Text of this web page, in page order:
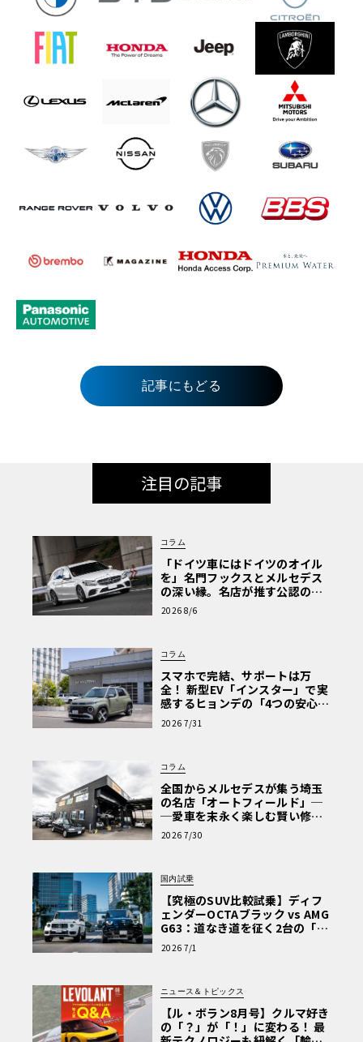
記事にもどる
注目の記事
コラム
「ドイツ車にはドイツのオイル
を」名門フックスとメルセデス
の深い縁。名店が推す公認の安
心と、Cクラスで味わうシルキー
な走り〈PR〉
2026 8/6
コラム
スマホで完結、サポートは万
全！ 新型EV「インスター」で実
感するヒョンデの「4つの安心」
【第1回・ヒョンデ6つの疑問：
Why? Hyundai?】〈PR〉
2026 7/31
コラム
全国からメルセデスが集う埼玉
の名店「オートフィールド」─
─愛車を末永く楽しむ賢い修理
術と、プロがフックス製オイル
を選ぶ理由〈PR〉
2026 7/30
国内試乗
【究極のSUV比較試乗】ディフ
ェンダーOCTAブラック vs AMG
G63：道なき道を征く2台の「対
極的アプローチ」
2026 7/1
ニュース＆トピックス
【ル・ボラン8月号】クルマ好き
の「？」が「！」に変わる！ 最